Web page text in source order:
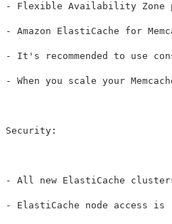
- Flexible Availability Zone
- Amazon ElastiCache for
- It's recommended to use
- When you scale your
Security:
- All new ElastiCache
- ElastiCache node access